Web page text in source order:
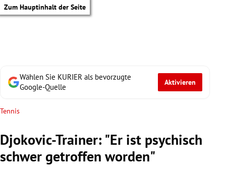
Zum Hauptinhalt der Seite
Wählen Sie KURIER als bevorzugte
Google-Quelle
Aktivieren
Tennis
Djokovic-Trainer: "Er ist psychisch
schwer getroffen worden"